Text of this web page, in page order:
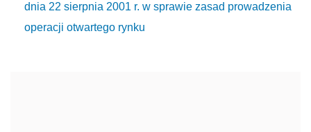
dnia 22 sierpnia 2001 r. w sprawie zasad prowadzenia
operacji otwartego rynku